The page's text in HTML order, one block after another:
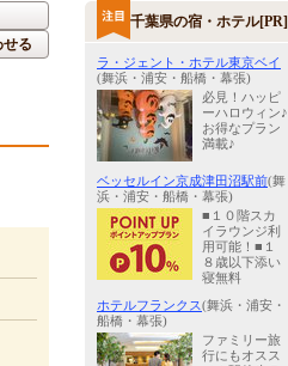
る
千葉県の宿・ホテル[PR]
ラ・ジェント・ホテル東京ベイ
(舞浜・浦安・船橋・幕張)
必見！ハッピ
ーハロウィン♪
お得なプラン
満載♪
ベッセルイン京成津田沼駅前(舞
浜・浦安・船橋・幕張)
■１０階スカ
イラウンジ利
用可能！■１
８歳以下添い
寝無料
ホテルフランクス(舞浜・浦安・
船橋・幕張)
ファミリー旅
行にもオスス